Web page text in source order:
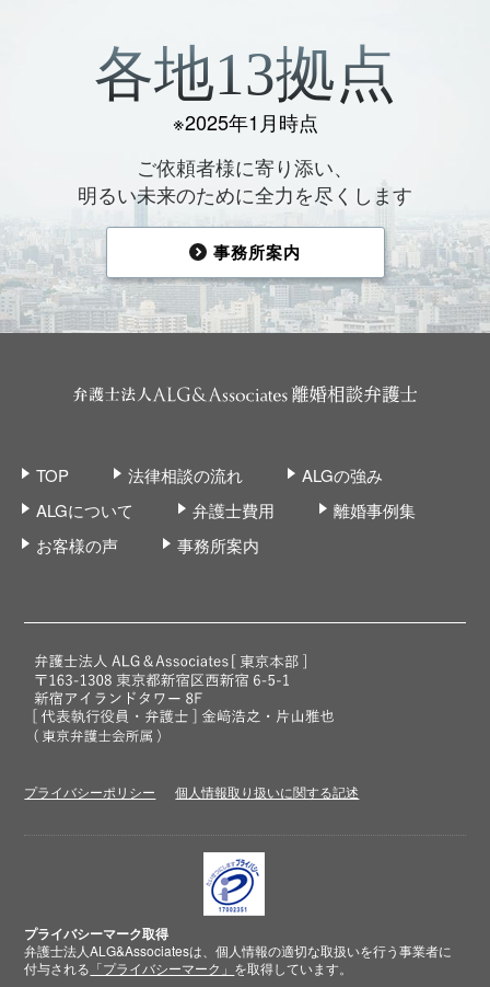
各地13拠点
※2025年1月時点
ご依頼者様に寄り添い、
明るい未来のために全力を尽くします
事務所案内
TOP 法律相談の流れ
ALGの強み
ALGについて
弁護士費用
離婚事例集
お客様の声
事務所案内
プライバシーポリシー 個人情報取り扱いに関する記述
プライバシーマーク取得
弁護士法人ALG&Associatesは、個人情報の適切な取扱いを行う事業者に
付与される 「プライバシーマーク」 を取得しています。